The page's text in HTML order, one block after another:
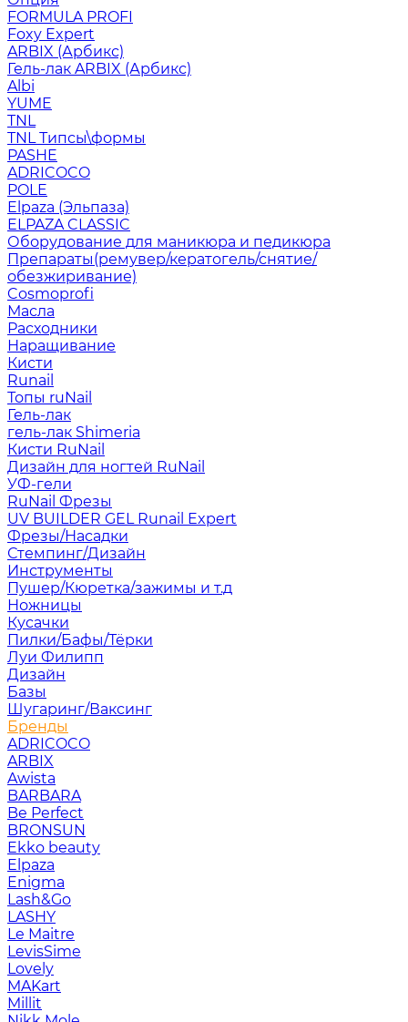
FORMULA PROFI
Foxy Expert
ARBIX (Арбикс)
Гель-лак ARBIX (Арбикс)
Albi
YUME
TNL
TNL Типсы\формы
PASHE
ADRICOCO
POLE
Elpaza (Эльпаза)
ELPAZA CLASSIC
Оборудование для маникюра и педикюра
Препараты(ремувер/кератогель/снятие/
обезжиривание)
Cosmoprofi
Масла
Расходники
Наращивание
Кисти
Runail
Топы ruNail
Гель-лак
гель-лак Shimeria
Кисти RuNail
Дизайн для ногтей RuNail
УФ-гели
RuNail Фрезы
UV BUILDER GEL Runail Expert
Фрезы/Насадки
Стемпинг/Дизайн
Инструменты
Пушер/Кюретка/зажимы и т.д
Ножницы
Кусачки
Пилки/Бафы/Тёрки
Луи Филипп
Дизайн
Базы
Шугаринг/Ваксинг
Бренды
ADRICOCO
ARBIX
Awista
BARBARA
Be Perfect
BRONSUN
Ekko beauty
Elpaza
Enigma
Lash&Go
LASHY
Le Maitre
LevisSime
Lovely
MAKart
Millit